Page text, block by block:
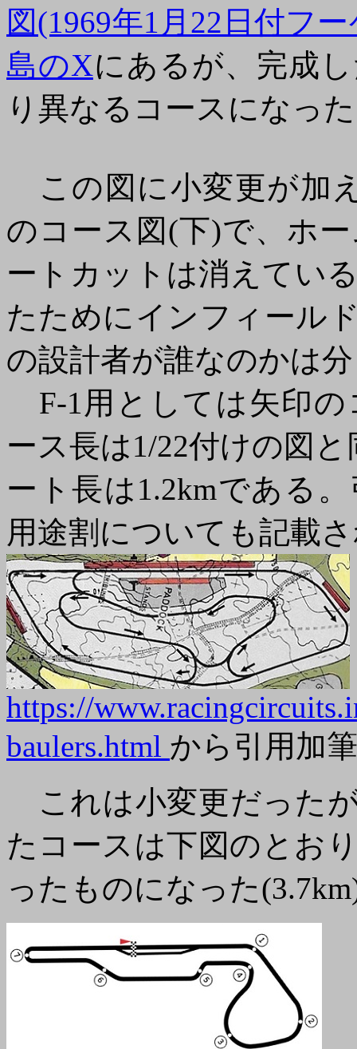
図(1969年1月22日付フ
島のXにあるが、完成
り異なるコースになっ
この図に小変更が加
のコース図(下)で、ホ
ートカットは消えてい
たためにインフィール
の設計者が誰なのかは
F-1用としては矢印の
ース長は1/22付けの図
ート長は1.2kmである
用途割についても記載
https://
baulers.html から引用加
これは小変更だった
たコースは下図のとお
ったものになった